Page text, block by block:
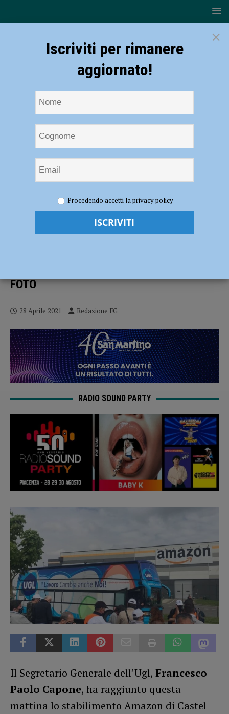
tappa ad Amazon: “Modello organizzativo che non tiene conto della
qualità del lavoro” – AUDIO e FOTO
Il tour dell’Ugl fa tappa ad Amazon:
FOTO
28 Aprile 2021 Redazione FG
RADIO SOUND PARTY
Il Segretario Generale dell’Ugl, Francesco
Paolo Capone, ha raggiunto questa
mattina lo stabilimento Amazon di Castel
×
Iscriviti per rimanere
aggiornato!
Procedendo accetti la privacy policy